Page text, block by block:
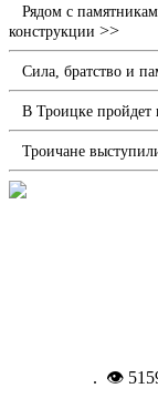
Рядом с
конструкции >>
Сила, братство и
В Троицке пройдет
Троичане
. 👁